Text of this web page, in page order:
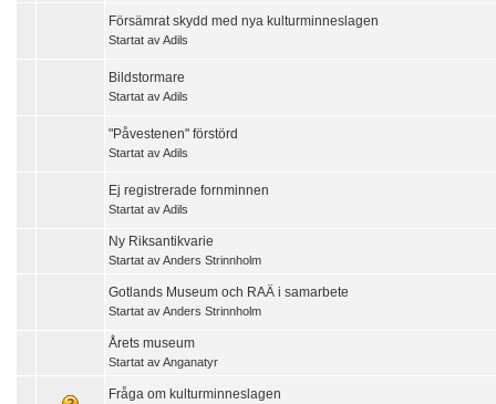
Försämrat skydd med nya kulturminneslagen
Startat avAdils
Bildstormare
Startat avAdils
"Påvestenen" förstörd
Startat avAdils
Ej registrerade fornminnen
Startat avAdils
Ny Riksantikvarie
Startat avAnders Strinnholm
Gotlands Museum och RAÄ i samarbete
Startat avAnders Strinnholm
Årets museum
Startat avAnganatyr
Fråga om kulturminneslagen